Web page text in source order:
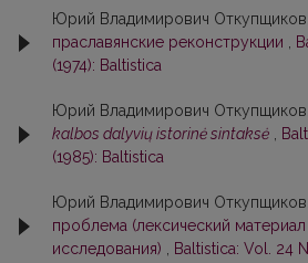
Юрий Владимирович Откупщиков,
праславянские реконструкции
(1974): Baltistica
Юрий Владимирович Откупщиков,
kalbos dalyvių istorinė sintaksė
(1985): Baltistica
Юрий Владимирович Откупщиков,
проблема (лексический
исследования)
Baltistica: Vol. 24